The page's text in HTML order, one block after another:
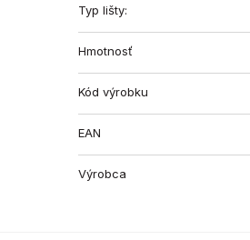
Typ lišty:
Hmotnosť
Kód výrobku
EAN
Výrobca